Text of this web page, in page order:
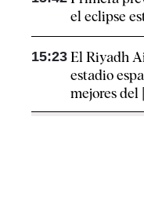
el eclipse
15:23 El Riyadh
estadio
mejores del